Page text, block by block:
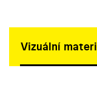
Vizuální